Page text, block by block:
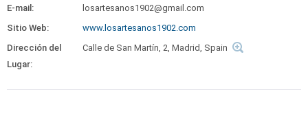
E-mail:
losartesanos1902@gmail.com
Sitio Web:
www.losartesanos1902.com
Dirección del
Lugar:
Calle de San Martín, 2, Madrid, Spain